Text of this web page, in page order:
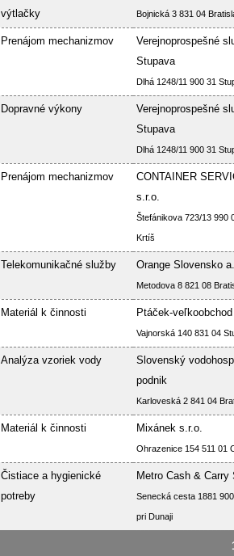
výtlačky
Bojnická 3 831 04
Prenájom mechanizmov
Verejnoprospešné
Stupava
Dlhá 1248/11 900 31
Dopravné výkony
Verejnoprospešné
Stupava
Dlhá 1248/11 900 31
Prenájom mechanizmov
CONTAINER
s.r.o.
Štefánikova 723/13 990
Krtíš
Telekomunikačné služby Orange Slovensko
Metodova 8 821 08
Materiál k činnosti Ptáček-
Vajnorská 140 831 04
Analýza vzoriek vody
Slovenský
podnik
Karloveská 2 841 04
Materiál k činnosti Mixánek s.r.o.
Ohrazenice 154 511 01
Čistiace a hygienické
potreby
Metro Cash & Carry
Senecká cesta 1881
pri Dunaji